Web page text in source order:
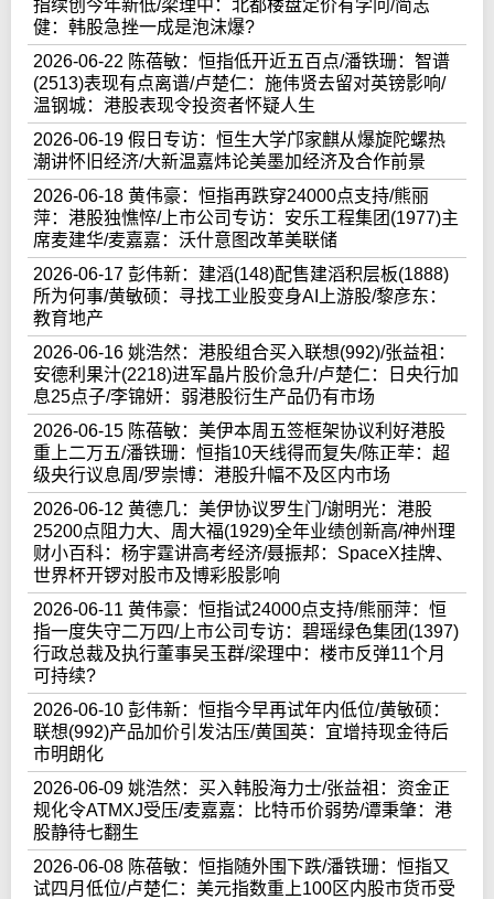
指续创今年新低/梁理中：北都楼盘定价有学问/简志
健：韩股急挫一成是泡沫爆?
2026-06-22 陈蓓敏：恒指低开近五百点/潘铁珊：智谱
(2513)表现有点离谱/卢楚仁：施伟贤去留对英镑影响/
温钢城：港股表现令投资者怀疑人生
2026-06-19 假日专访：恒生大学邝家麒从爆旋陀螺热
潮讲怀旧经济/大新温嘉炜论美墨加经济及合作前景
2026-06-18 黄伟豪：恒指再跌穿24000点支持/熊丽
萍：港股独憔悴/上市公司专访：安乐工程集团(1977)主
席麦建华/麦嘉嘉：沃什意图改革美联储
2026-06-17 彭伟新：建滔(148)配售建滔积层板(1888)
所为何事/黄敏硕：寻找工业股变身AI上游股/黎彦东：
教育地产
2026-06-16 姚浩然：港股组合买入联想(992)/张益祖：
安德利果汁(2218)进军晶片股价急升/卢楚仁：日央行加
息25点子/李锦妍：弱港股衍生产品仍有市场
2026-06-15 陈蓓敏：美伊本周五签框架协议利好港股
重上二万五/潘铁珊：恒指10天线得而复失/陈正荦：超
级央行议息周/罗崇博：港股升幅不及区内市场
2026-06-12 黄德几：美伊协议罗生门/谢明光：港股
25200点阻力大、周大福(1929)全年业绩创新高/神州理
财小百科：杨宇霆讲高考经济/聂振邦：SpaceX挂牌、
世界杯开锣对股市及博彩股影响
2026-06-11 黄伟豪：恒指试24000点支持/熊丽萍：恒
指一度失守二万四/上市公司专访：碧瑶绿色集团(1397)
行政总裁及执行董事吴玉群/梁理中：楼市反弹11个月
可持续?
2026-06-10 彭伟新：恒指今早再试年内低位/黄敏硕：
联想(992)产品加价引发沽压/黄国英：宜增持现金待后
市明朗化
2026-06-09 姚浩然：买入韩股海力士/张益祖：资金正
规化令ATMXJ受压/麦嘉嘉：比特币价弱势/谭秉肇：港
股静待七翻生
2026-06-08 陈蓓敏：恒指随外围下跌/潘铁珊：恒指又
试四月低位/卢楚仁：美元指数重上100区内股市货币受